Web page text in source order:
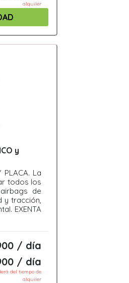
alquiler
y
La
todos los
de
y tracción,
EXENTA
/ día
/ día
del tiempo de
alquiler